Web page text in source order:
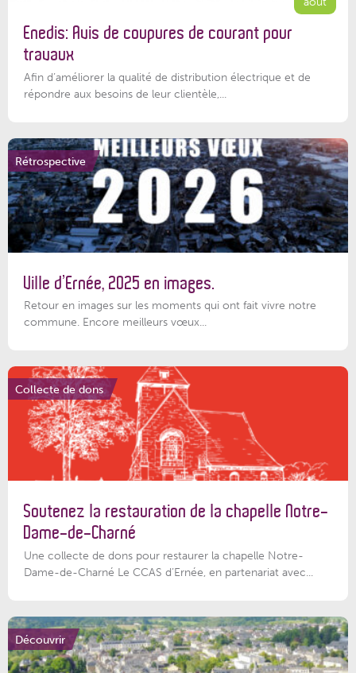
Enedis: Avis de coupures de courant pour
travaux
Afin d’améliorer la qualité de distribution électrique et de
répondre aux besoins de leur clientèle,...
Rétrospective
Ville d’Ernée, 2025 en images.
Retour en images sur les moments qui ont fait vivre notre
commune. Encore meilleurs vœux...
Collecte de dons
Soutenez la restauration de la chapelle Notre-
Dame-de-Charné
Une collecte de dons pour restaurer la chapelle Notre-
Dame-de-Charné Le CCAS d’Ernée, en partenariat avec...
Découvrir